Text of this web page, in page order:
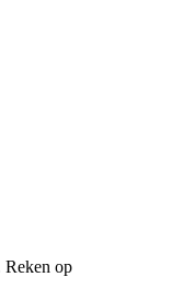
Reken op